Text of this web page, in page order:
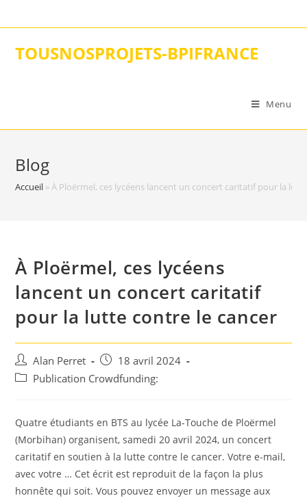
to
TOUSNOSPROJETS-BPIFRANCE
Menu
Blog
Accueil »À Ploërmel, ces lycéens lancent un concert caritatif pour la
À Ploërmel, ces lycéens
lancent un concert caritatif
pour la lutte contre le cancer
Auteur/autrice
de
Alan Perret
Post
published:
18 avril 2024
PostPublication Crowdfunding:
Quatre étudiants en BTS au lycée La-Touche de Ploërmel
(Morbihan) organisent, samedi 20 avril 2024, un concert
caritatif en soutien à la lutte contre le cancer. Votre e-mail,
avec votre … Cet écrit est reproduit de la façon la plus
honnête qui soit. Vous pouvez envoyer un message aux